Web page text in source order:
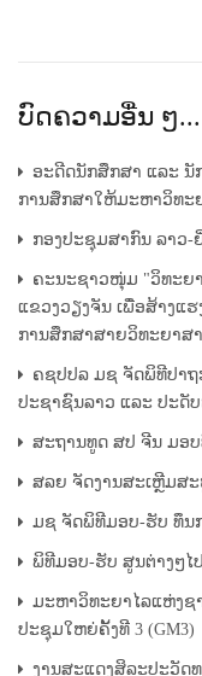
ບົດຄວາມອື່ນ ໆ...
ອະດີດນັກສຶກສາ ແລະ ນັ
ການສຶກສາໃຫ້ມະຫາວິທະ
ກອງປະຊຸມສາກົນ ລາວ
ຄະນະຊາວໜຸ່ມ "ວິທະຍ
ແຂວງວຽງຈັນ ເພື່ອສ້າງແ
ການສຶກສາສາຍວິທະຍາສ
ຄຊປປລ ມຊ ຈັດພິທີປາຖ
ປະຊາຊົນລາວ ແລະ ປະດັ
ສະຖານທູດ ສປ ຈີນ ມອ
ສລຍ ຈັດງານສະເຫຼີມສ
ມຊ ຈັດພິທີມອບ-ຮັບ ທຶນກ
ພິທີມອບ-ຮັບ ສູນຕ່າງໆໄ
ມະຫາວິທະຍາໄລແຫ່ງຊ
ປະຊຸມໃຫຍ່ຄັ້ງທີ 3 (GM3)
ງານສະແດງສິລະປະວັດ